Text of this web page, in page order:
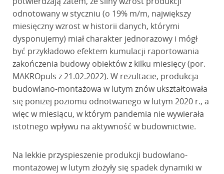
odnotowany w styczniu (o 19% m/m, największy
miesięczny wzrost w historii danych, którymi
dysponujemy) miał charakter jednorazowy i mógł
być przykładowo efektem kumulacji raportowania
zakończenia budowy obiektów z kilku miesięcy (por.
MAKROpuls z 21.02.2022). W rezultacie, produkcja
budowlano-montażowa w lutym znów ukształtowała
się poniżej poziomu odnotwanego w lutym 2020 r., a
więc w miesiącu, w którym pandemia nie wywierała
istotnego wpływu na aktywność w budownictwie.
Na lekkie przyspieszenie produkcji budowlano-
montażowej w lutym złożyły się spadek dynamiki w